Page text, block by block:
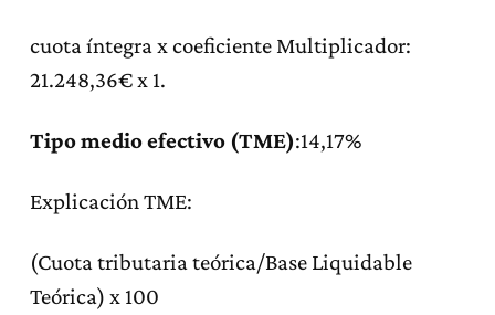
cuota íntegra x coeficiente Multiplicador:
21.248,36€ x 1.
Tipo medio efectivo (TME):14,17%
Explicación TME:
(Cuota tributaria teórica/Base Liquidable
Teórica) x 100